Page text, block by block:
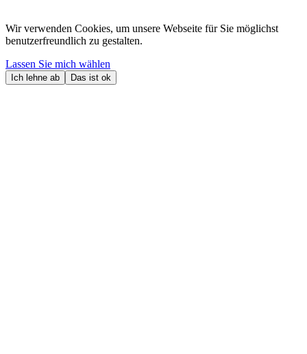
Wir verwenden Cookies, um unsere Webseite für Sie möglichst
benutzerfreundlich zu gestalten.
Lassen Sie mich wählen
Ich lehne ab Das ist ok